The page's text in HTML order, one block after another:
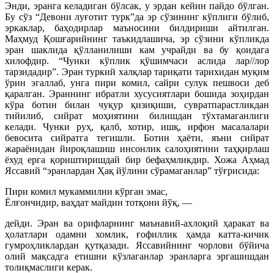
Энди, эранга келадиган бўлсак, у эрдан кейин пайдо бўлган.
Бу сўз “Девони луғотит турк”да эр сўзининг кўплиги бўлиб,
эркаклар, баҳодирлар маъносини билдириши айтилган.
Маҳмуд Қошғарийнинг таъкидлашича, эр сўзини кўпликда
эран шаклида қўлланилиши кам учрайди ва бу қоидага
хилофдир. “Чунки кўплик қўшимчаси аслида лар//лор
тарзидадир”. Эран туркий халқлар тариқати тарихидан муқим
ўрин эгаллаб, унга пири комил, сайри сулук пешвоси деб
қаралган. Эраннинг ибратли хусусиятлари бошида зоҳирдан
кўра ботин билан чуқур қизиқиши, сувратпарастликдан
тийилиб, сийрат моҳиятини билишдан тўхтамаганлиги
келади. Чунки руҳ, қалб, хотир, ишқ, ирфон масалалари
бевосита сийратга тегишли. Ботин ҳаёти, яъни сийрат
жараёнидан йироқлашиш инсонлик салоҳиятини таҳқирлаш
ёхуд ерга қориштиришдай бир бефаҳмликдир. Хожа Аҳмад
Яссавий “эранлардан Ҳақ йўлини сўрамаганлар” тўғрисида:
Пири комил мукаммилни кўрган эмас,
Ёлғончидир, ваҳдат майдин тотқони йўқ, —
дейди. Эран ва орифларнинг маънавий-ахлоқий ҳаракат ва
ҳолатлари одамни хомлик, ғофиллик ҳамда катта-кичик
гумроҳликлардан қутқазади. Яссавийнинг чорлови бўйича
олий мақсадга етишни кўзлаганлар эранларга эргашишдан
толиқмаслиги керак.